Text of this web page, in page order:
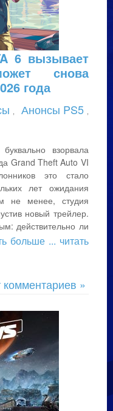
6 вызывает
снова
года
Анонсы PS5
взорвала
Grand Theft Auto VI
это стало
лет ожидания
не менее, студия
новый трейлер.
действительно ли
больше... читать
комментариев »